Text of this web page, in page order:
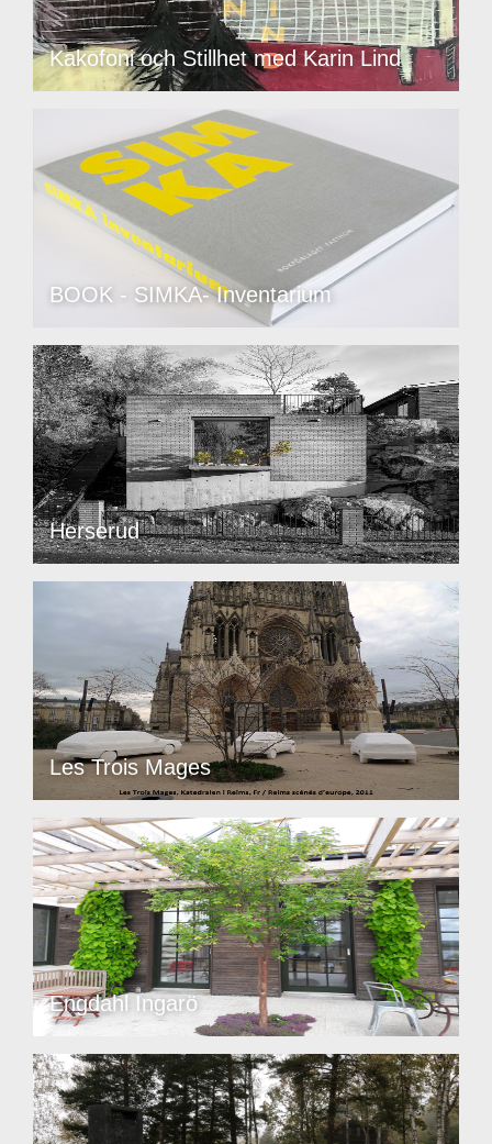
Kakofoni och Stillhet med Karin Lind
BOOK - SIMKA- Inventarium
Herserud
Les Trois Mages
Engdahl Ingarö